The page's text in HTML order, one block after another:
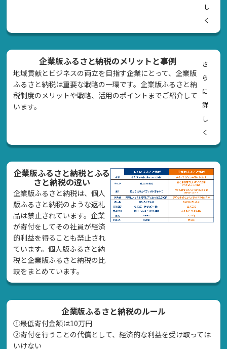
し
く
企業版ふるさと納税のメリットと事例
地域貢献とビジネスの両立を目指す企業にとって、企業版
ふるさと納税は重要な戦略の一環です。企業版ふるさと納
税制度のメリットや戦略、活用のポイントまでご紹介して
います。
さ
ら
に
詳
し
く
企業版ふるさと納税とふる
さと納税の違い
企業版ふるさと納税は、個人
版ふるさと納税のような返礼
品は禁止されています。企業
が寄付をしてその社員が経済
的利益を得ることも禁止され
ています。個人版ふるさと納
税と企業版ふるさと納税の比
較をまとめています。
企業版ふるさと納税のルール
①最低寄付金額は10万円
②寄付を行うことの代償として、経済的な利益を受け取っては
いけない